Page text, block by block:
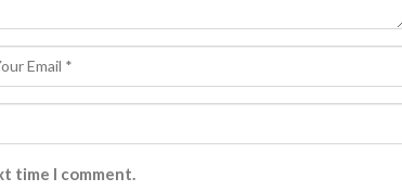
time I comment.